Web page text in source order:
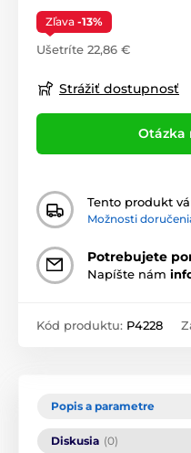
Zľava -13%
Ušetríte 22,86 €
Strážiť dostupnosť
Otázka
Tento produkt
Možnosti
Potrebujete
Napíšte nám
Kód produktu: P4228
Popis a parametre
Diskusia (0)